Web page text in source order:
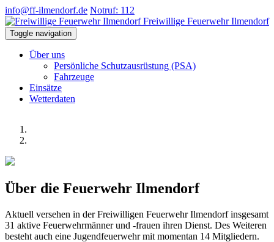
info@ff-ilmendorf.de Notruf: 112
Freiwillige Feuerwehr Ilmendorf
Toggle navigation
Über uns
Persönliche Schutzausrüstung (PSA)
Fahrzeuge
Einsätze
Wetterdaten
Über die Feuerwehr Ilmendorf
Aktuell versehen in der Freiwilligen Feuerwehr Ilmendorf insgesamt
31 aktive Feuerwehrmänner und -frauen ihren Dienst. Des Weiteren
besteht auch eine Jugendfeuerwehr mit momentan 14 Mitgliedern.